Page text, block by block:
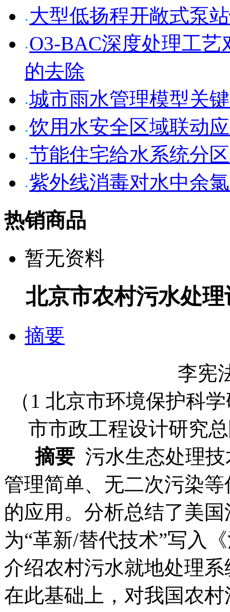
大型低扬程开敞式泵
O3-BAC深度处理工
的去除
城市雨水管理模型关
饮用水安全区域联动
节能住宅给水系统分
紫外线消毒对水中余
热销商品
暂无资料
北京市农村污水处
摘要
李宪
（1 北京市环境保护科
市市政工程设计研究
摘要 污水生态处理
管理简单、无二次污染
的应用。分析总结了美
为“革新/替代技术”写入
介绍农村污水就地处理
在此基础上，对我国农